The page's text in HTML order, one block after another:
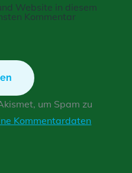
Website in diesem
Kommentar
um Spam zu
Kommentardaten